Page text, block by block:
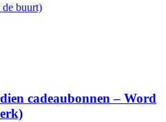
buurt)
cadeaubonnen – Word